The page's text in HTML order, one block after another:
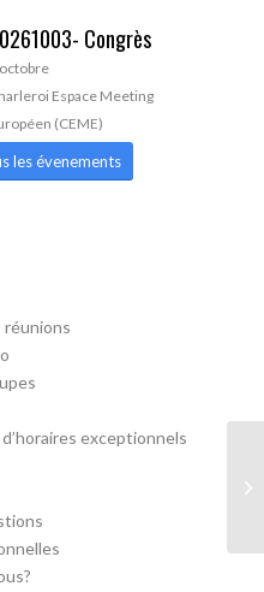
Congrès
Espace Meeting
(CEME)
les évenements
réunions
exceptionnels